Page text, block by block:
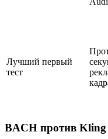
Лучший первый
тест
BACH против Kling